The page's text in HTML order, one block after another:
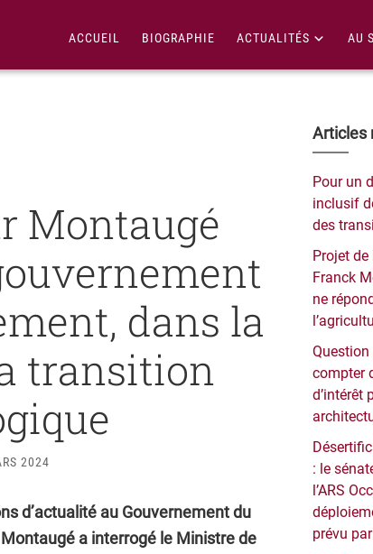
ACCUEIL BIOGRAPHIE ACTUALITÉS AU
Montaugé
dans la
transition
2024
d’actualité au Gouvernement du
a interrogé le Ministre de
Articles
Pour un
inclusif
des
Projet de
Franck
ne
Question
compter
d’intérêt
: le
l’ARS
prévu